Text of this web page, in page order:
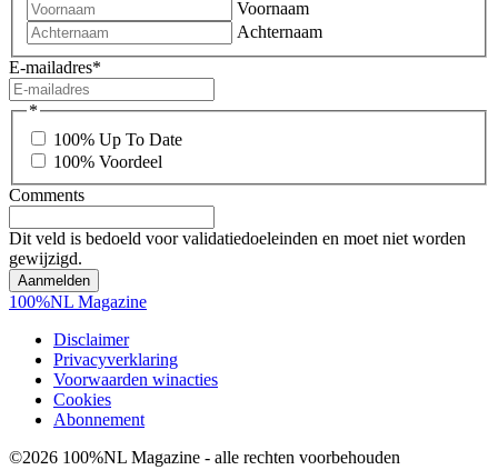
Voornaam
Achternaam
E-mailadres*
*
100% Up To Date
100% Voordeel
Comments
Dit veld is bedoeld voor validatiedoeleinden en moet niet worden
gewijzigd.
100%NL Magazine
Disclaimer
Privacyverklaring
Voorwaarden winacties
Cookies
Abonnement
©2026 100%NL Magazine - alle rechten voorbehouden